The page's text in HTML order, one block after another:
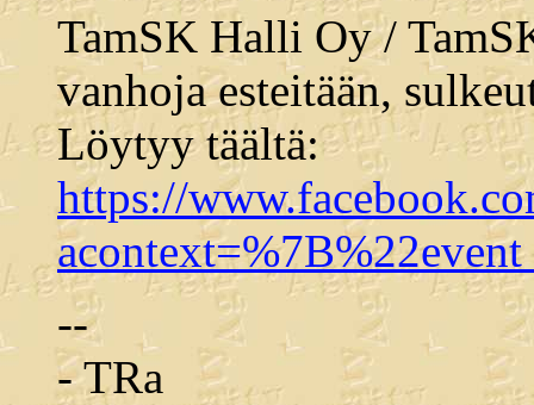
TamSK Halli Oy /
vanhoja esteitään,
Löytyy täältä:
https://
--
- TRa